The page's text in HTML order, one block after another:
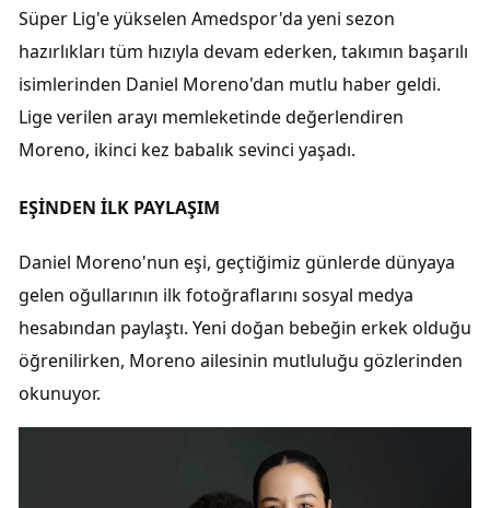
Süper Lig'e yükselen Amedspor'da yeni sezon
hazırlıkları tüm hızıyla devam ederken, takımın başarılı
isimlerinden Daniel Moreno'dan mutlu haber geldi.
Lige verilen arayı memleketinde değerlendiren
Moreno, ikinci kez babalık sevinci yaşadı.
EŞİNDEN İLK PAYLAŞIM
Daniel Moreno'nun eşi, geçtiğimiz günlerde dünyaya
gelen oğullarının ilk fotoğraflarını sosyal medya
hesabından paylaştı. Yeni doğan bebeğin erkek olduğu
öğrenilirken, Moreno ailesinin mutluluğu gözlerinden
okunuyor.